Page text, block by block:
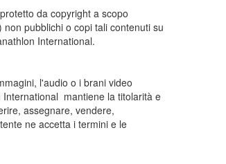
da copyright a scopo
pubblichi o copi tali contenuti su
International.
l'audio o i brani video
International mantiene la titolarità e
assegnare, vendere,
ne accetta i termini e le